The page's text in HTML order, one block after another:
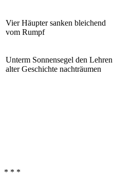
Vier Häupter sanken bleichend
vom Rumpf
Unterm Sonnensegel den Lehren
alter Geschichte nachträumen
* * *